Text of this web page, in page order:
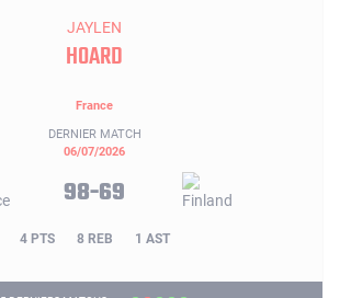
JAYLEN
HOARD
France
DERNIER MATCH
06/07/2026
98-69
4 PTS 8 REB 1 AST